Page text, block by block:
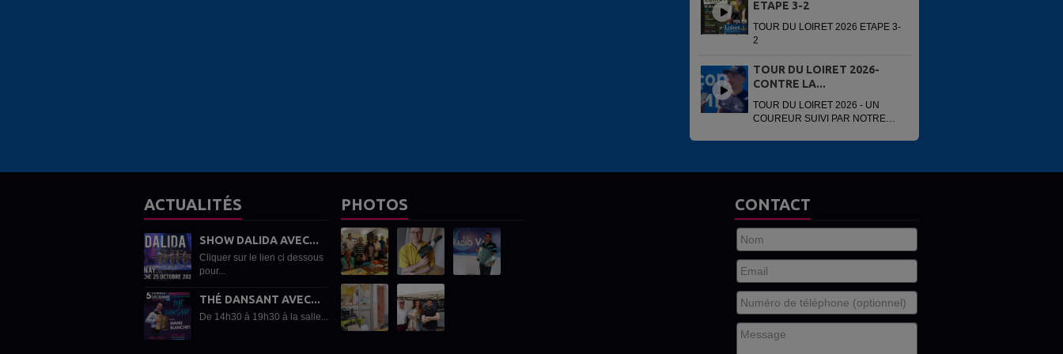
ETAPE 3-2
TOUR DU LOIRET 2026 ETAPE 3-
2
TOUR DU LOIRET 2026-
CONTRE LA...
TOUR DU LOIRET 2026 - UN
COUREUR SUIVI PAR NOTRE
ACTUALITÉS
SHOW DALIDA AVEC...
Cliquer sur le lien ci dessous
pour...
THÉ DANSANT AVEC...
De 14h30 à 19h30 à la salle...
PHOTOS CONTACT